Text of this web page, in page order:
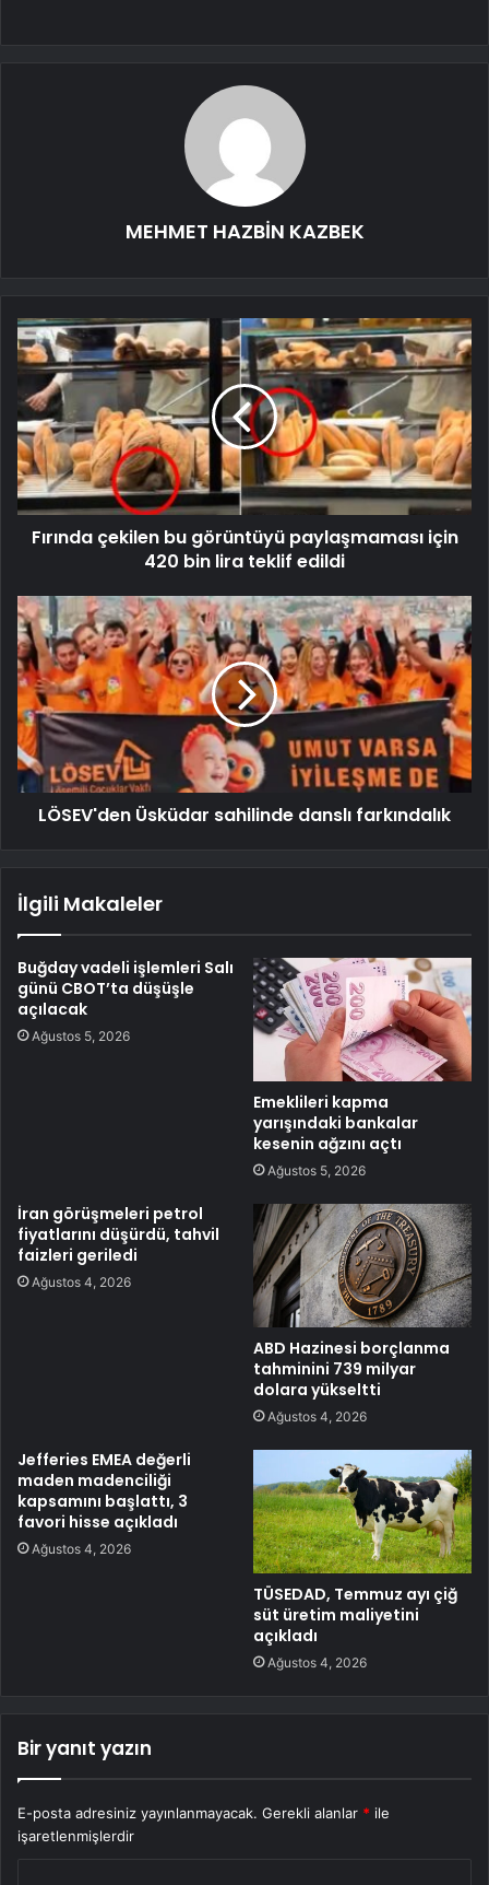
MEHMET HAZBİN KAZBEK
Fırında çekilen bu görüntüyü paylaşmaması için
420 bin lira teklif edildi
LÖSEV'den Üsküdar sahilinde danslı farkındalık
İlgili Makaleler
Buğday vadeli işlemleri Salı
günü CBOT’ta düşüşle
açılacak
Ağustos 5, 2026
Emeklileri kapma
yarışındaki bankalar
kesenin ağzını açtı
Ağustos 5, 2026
İran görüşmeleri petrol
fiyatlarını düşürdü, tahvil
faizleri geriledi
Ağustos 4, 2026
ABD Hazinesi borçlanma
tahminini 739 milyar
dolara yükseltti
Ağustos 4, 2026
Jefferies EMEA değerli
maden madenciliği
kapsamını başlattı, 3
favori hisse açıkladı
Ağustos 4, 2026
TÜSEDAD, Temmuz ayı çiğ
süt üretim maliyetini
açıkladı
Ağustos 4, 2026
Bir yanıt yazın
E-posta adresiniz yayınlanmayacak. Gerekli alanlar * ile
işaretlenmişlerdir